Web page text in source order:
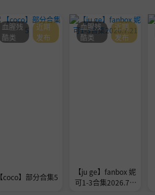
【coco】部分合集5
血腥残
酷类
近期
发布
【ju ge】fanbox 妮
可1-3合集2026.7.2
血腥残
酷类
近期
发布